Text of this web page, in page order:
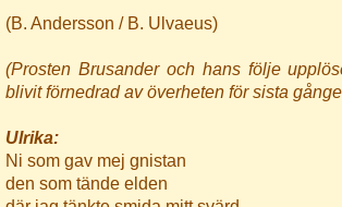
(B. Andersson / B. Ulvaeus)
(Prosten Brusander och hans följe
blivit förnedrad av överheten för sista
Ulrika:
Ni som gav mej gnistan
den som tände elden